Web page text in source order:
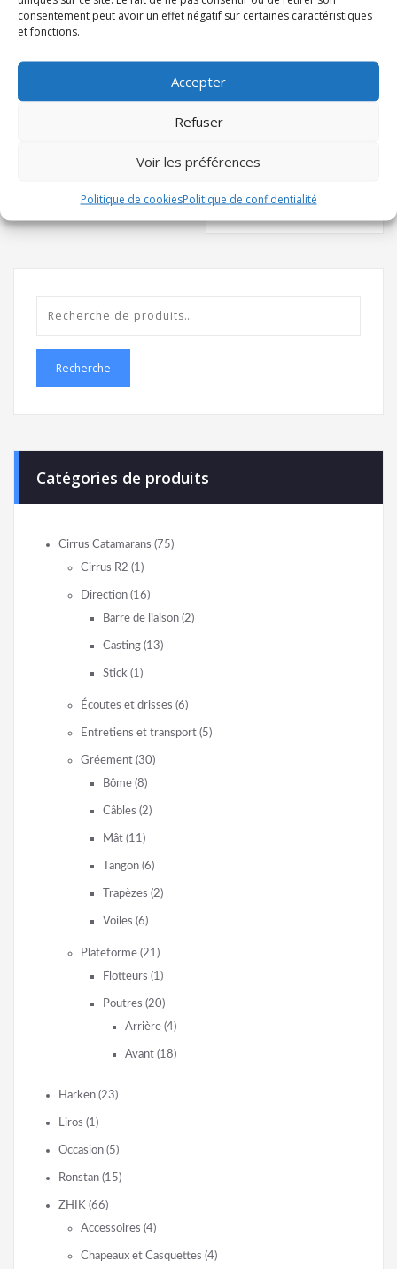
consentement peut avoir un effet négatif sur certaines caractéristiques
et fonctions.
Accepter
Refuser
Voir les préférences
Politique de cookiesPolitique de confidentialité
Choix des options
Recherche
Catégories de produits
Cirrus Catamarans (75)
Cirrus R2 (1)
Direction (16)
Barre de liaison (2)
Casting (13)
Stick (1)
Écoutes et drisses (6)
Entretiens et transport (5)
Gréement (30)
Bôme (8)
Câbles (2)
Mât (11)
Tangon (6)
Trapèzes (2)
Voiles (6)
Plateforme (21)
Flotteurs (1)
Poutres (20)
Arrière (4)
Avant (18)
Harken (23)
Liros (1)
Occasion (5)
Ronstan (15)
ZHIK (66)
Accessoires (4)
Chapeaux et Casquettes (4)